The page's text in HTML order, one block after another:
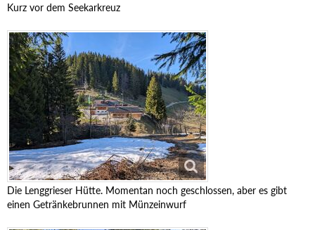
Kurz vor dem Seekarkreuz
Die Lenggrieser Hütte. Momentan noch geschlossen, aber es gibt
einen Getränkebrunnen mit Münzeinwurf